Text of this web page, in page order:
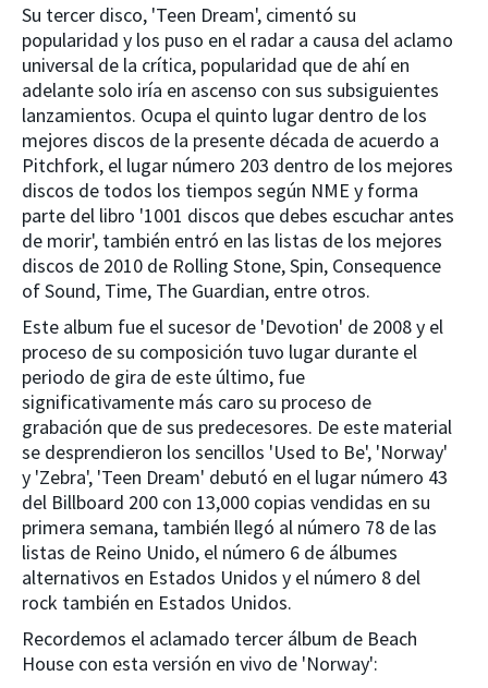
Su tercer disco, 'Teen Dream', cimentó su
popularidad y los puso en el radar a causa del aclamo
universal de la crítica, popularidad que de ahí en
adelante solo iría en ascenso con sus subsiguientes
lanzamientos. Ocupa el quinto lugar dentro de los
mejores discos de la presente década de acuerdo a
Pitchfork, el lugar número 203 dentro de los mejores
discos de todos los tiempos según NME y forma
parte del libro '1001 discos que debes escuchar antes
de morir', también entró en las listas de los mejores
discos de 2010 de Rolling Stone, Spin, Consequence
of Sound, Time, The Guardian, entre otros.
Este album fue el sucesor de 'Devotion' de 2008 y el
proceso de su composición tuvo lugar durante el
periodo de gira de este último, fue
significativamente más caro su proceso de
grabación que de sus predecesores. De este material
se desprendieron los sencillos 'Used to Be', 'Norway'
y 'Zebra', 'Teen Dream' debutó en el lugar número 43
del Billboard 200 con 13,000 copias vendidas en su
primera semana, también llegó al número 78 de las
listas de Reino Unido, el número 6 de álbumes
alternativos en Estados Unidos y el número 8 del
rock también en Estados Unidos.
Recordemos el aclamado tercer álbum de Beach
House con esta versión en vivo de 'Norway':